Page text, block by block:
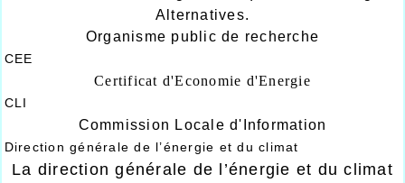
Alternatives.
Organisme public de recherche
CEE
Certificat d'Economie d'Energie
CLI
Commission Locale d'Information
Direction générale de l’énergie et du climat
La direction générale de l’énergie et du climat